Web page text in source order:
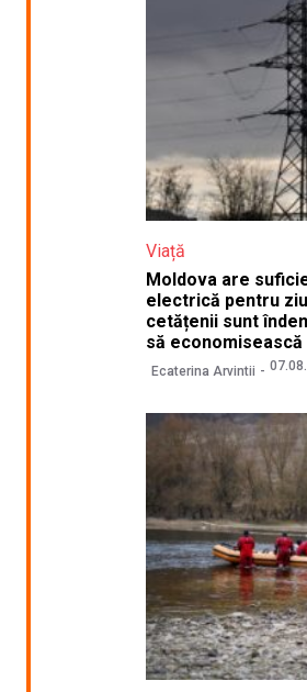
Viață
Moldova are
electrică pentru
cetățenii sunt
să economisească
Ecaterina Arvintii